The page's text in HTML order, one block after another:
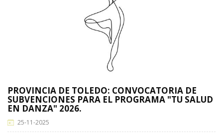
PROVINCIA DE TOLEDO: CONVOCATORIA DE
SUBVENCIONES PARA EL PROGRAMA "TU SALUD
EN DANZA" 2026.
25-11-2025